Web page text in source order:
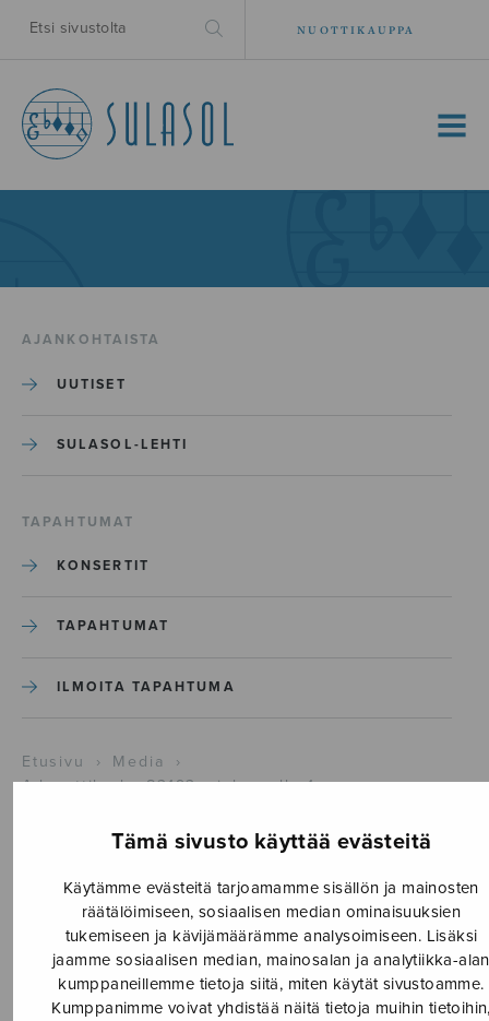
Tämä sivusto käyttää evästeitä
Käytämme evästeitä tarjoamamme sisällön ja mainosten
räätälöimiseen, sosiaalisen median ominaisuuksien
tukemiseen ja kävijämäärämme analysoimiseen. Lisäksi
jaamme sosiaalisen median, mainosalan ja analytiikka-alan
kumppaneillemme tietoja siitä, miten käytät sivustoamme.
Kumppanimme voivat yhdistää näitä tietoja muihin
NUOTTIKAUPPA
MENU
AJANKOHTAISTA
UUTISET
SULASOL-LEHTI
TAPAHTUMAT
KONSERTIT
TAPAHTUMAT
ILMOITA TAPAHTUMA
Etusivu › Media
›
Adventtilaulu_S3193_violoncello-1
14.4.2026